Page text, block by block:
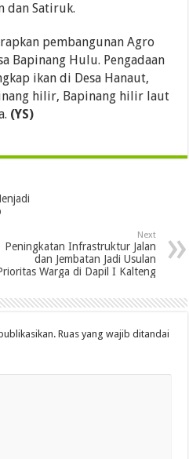
dan Satiruk.
pembangunan Agro
Bapinang Hulu. Pengadaan
ikan di Desa Hanaut,
hilir, Bapinang hilir laut
(YS)
Next
Peningkatan Infrastruktur Jalan
dan Jembatan Jadi Usulan
Warga di Dapil I Kalteng
Ruas yang wajib ditandai